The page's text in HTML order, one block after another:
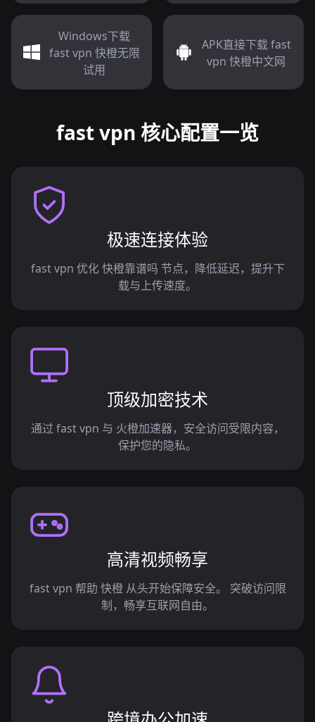
Windows下载
fast vpn 快橙无限
试用
APK直接下载 fast
vpn 快橙中文网
fast vpn 核心配置一览
极速连接体验
fast vpn 优化 快橙靠谱吗 节点，降低延迟，提升下
载与上传速度。
顶级加密技术
通过 fast vpn 与 火橙加速器，安全访问受限内容，
保护您的隐私。
高清视频畅享
fast vpn 帮助 快橙 从头开始保障安全。 突破访问限
制，畅享互联网自由。